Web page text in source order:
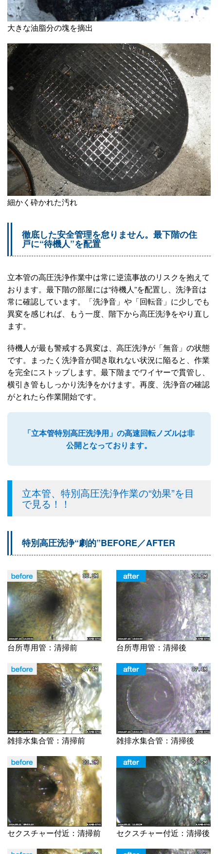
大きな油脂分の塊を摘出
細かく砕かれた汚れ
徹底した安全管理を怠りません。最下階の住
戸に“待機人”を配置
立本管の高圧洗浄作業中は常に逆流事故のリスクを抱えて
おります。最下階の部屋には“待機人”を配置し、洗浄音は
常に確認しています。「洗浄音」や「回転音」に少しでも
異変を感じれば、もう一度、階下から高圧洗浄をやり直し
ます。
待機人が最も警戒する異変は、高圧洗浄が「無音」の状態
です。まったく洗浄音が聞き取れない状況に陥ると、作業
を完全にストップします。最下階までワイヤーで貫管し、
横引き管もしっかり洗浄をかけます。再度、洗浄音の確認
がとれたら作業開始です。
「立本管特別高圧洗浄用」の高速回転ノズルは非
公開となっております。
立本管、特別高圧洗浄作業の“効果”を目
で見る！！
特別高圧洗浄“劇的”BEFORE／AFTER
台所専用管：清掃前 台所専用管：清掃後
雑排水集合管：清掃前 雑排水集合管：清掃後
セクスチャー付近：清掃前 セクスチャー付近：清掃後